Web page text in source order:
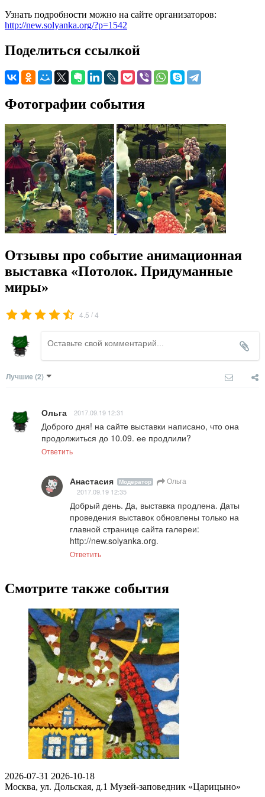
Узнать подробности можно на сайте организаторов:
http://new.solyanka.org/?p=1542
Поделиться ссылкой
Фотографии события
Отзывы про событие анимационная
выставка «Потолок. Придуманные
миры»
4.5 /4
Лучшие (2)
Ольга 2017.09.19 12:31
Доброго дня! на сайте выставки написано, что она
продолжиться до 10.09. ее продлили?
Ответить
Анастасия Модератор Ольга
2017.09.19 12:35
Добрый день. Да, выставка продлена. Даты
проведения выставок обновлены только на
главной странице сайта галереи:
http://new.solyanka.org.
Ответить
Смотрите также события
2026-07-31 2026-10-18
Москва, ул. Дольская, д.1 Музей-заповедник «Царицыно»